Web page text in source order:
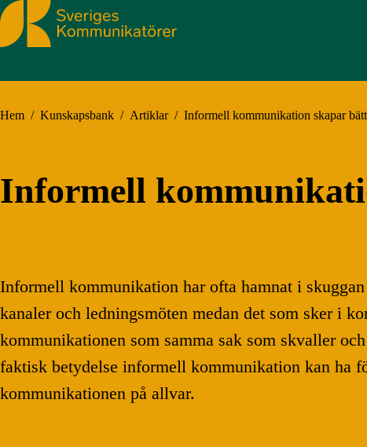
Sveriges Kommunikatörer
Hem / Kunskapsbank / Artiklar / Informell kommunikation skapar
Informell
Informell kommunikation har ofta hamnat i
kanaler och ledningsmöten medan det som sker i
kommunikationen som samma sak som skvaller
faktisk betydelse informell kommunikation kan ha
kommunikationen på allvar.